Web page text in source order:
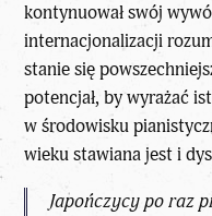
kontynuował swój
internacjonalizacji
stanie się
potencjał, by wyrażać
w środowisku
wieku stawiana jest i
Japończycy po raz